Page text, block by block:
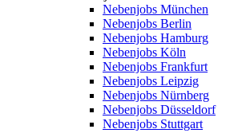
Nebenjobs München
Nebenjobs Berlin
Nebenjobs Hamburg
Nebenjobs Köln
Nebenjobs Frankfurt
Nebenjobs Leipzig
Nebenjobs Nürnberg
Nebenjobs Düsseldorf
Nebenjobs Stuttgart